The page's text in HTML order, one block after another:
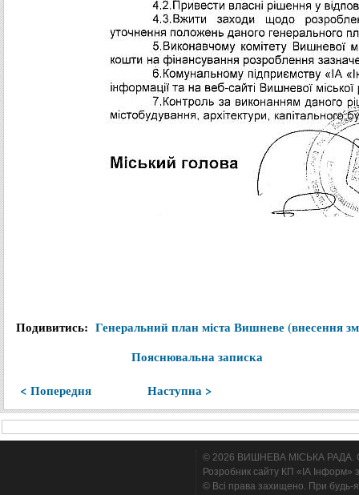
Подивитись: ГенеральнийпланмістаВишневе(внесення
Пояснювальназаписка
< Попередня
Наступна >
© 2026 ВИШНЕВА МІСЬКА РАДА.
Розробник сайту КП «ІА Інформ»
© Всі права захищено. При будь-